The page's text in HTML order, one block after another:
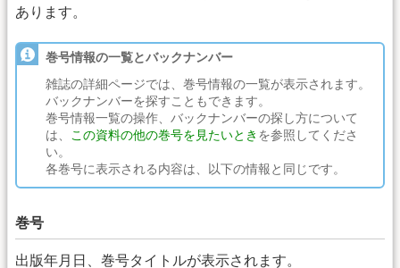
あります。
巻号情報の一覧とバックナンバー
雑誌の詳細ページでは、巻号情報の一覧が表示されます。
バックナンバーを探すこともできます。
巻号情報一覧の操作、バックナンバーの探し方について
は、
この資料の他の巻号を見たいとき を参照してくださ
い。
各巻号に表示される内容は、以下の情報と同じです。
巻号
出版年月日、巻号タイトルが表示されます。